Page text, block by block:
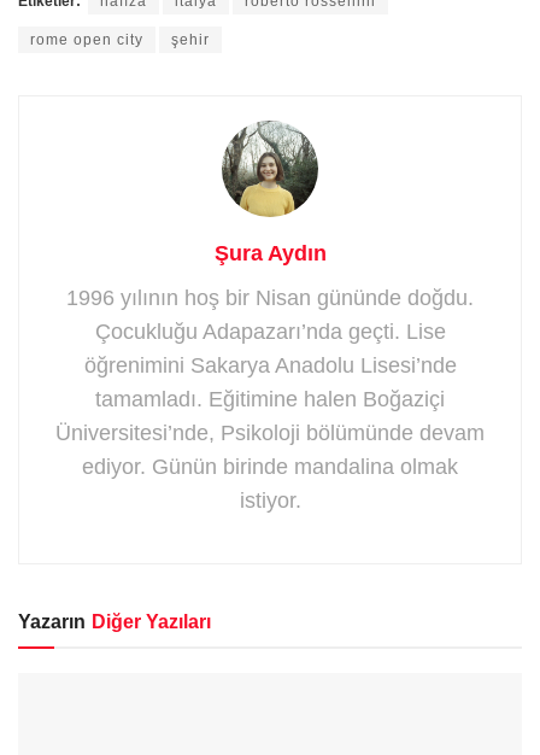
rome open city şehir
Şura Aydın
1996 yılının hoş bir Nisan gününde doğdu.
Çocukluğu Adapazarı’nda geçti. Lise
öğrenimini Sakarya Anadolu Lisesi’nde
tamamladı. Eğitimine halen Boğaziçi
Üniversitesi’nde, Psikoloji bölümünde devam
ediyor. Günün birinde mandalina olmak
istiyor.
Yazarın Diğer Yazıları